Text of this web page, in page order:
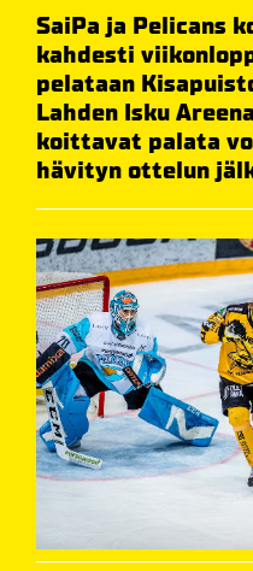
SaiPa ja Pelicans
kahdesti
pelataan
Lahden Isku
koittavat palata
hävityn ottelun